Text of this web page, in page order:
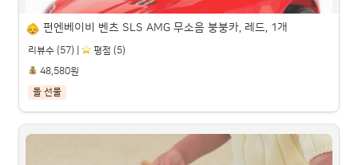
펀엔베이비 벤츠 SLS AMG 무소음 붕붕카, 레드, 1개
리뷰수 (57) |
️ 평점 (5)
48,580원
돌 선물